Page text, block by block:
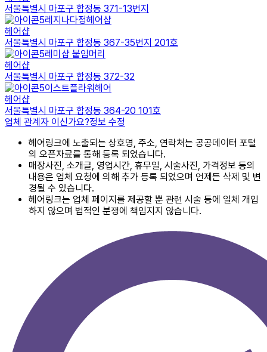
서울특별시 마포구 합정동 371-13번지
레지나다정헤어샵
헤어샵
서울특별시 마포구 합정동 367-35번지 201호
레미샵 붙임머리
헤어샵
서울특별시 마포구 합정동 372-32
이스트플라워헤어
헤어샵
서울특별시 마포구 합정동 364-20 101호
업체 관계자 이신가요?정보 수정
헤어링크에 노출되는 상호명, 주소, 연락처는 공공데이터 포털
의 오픈자료를 통해 등록 되었습니다.
매장사진, 소개글, 영업시간, 휴무일, 시술사진, 가격정보 등의
내용은 업체 요청에 의해 추가 등록 되었으며 언제든 삭제 및 변
경될 수 있습니다.
헤어링크는 업체 페이지를 제공할 뿐 관련 시술 등에 일체 개입
하지 않으며 법적인 분쟁에 책임지지 않습니다.